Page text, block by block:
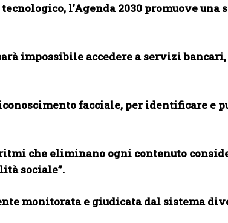
l’Agenda 2030 promuove una
impossibile accedere a servizi
facciale, per identificare e
che eliminano ogni contenuto
sociale”.
monitorata e giudicata dal sistema